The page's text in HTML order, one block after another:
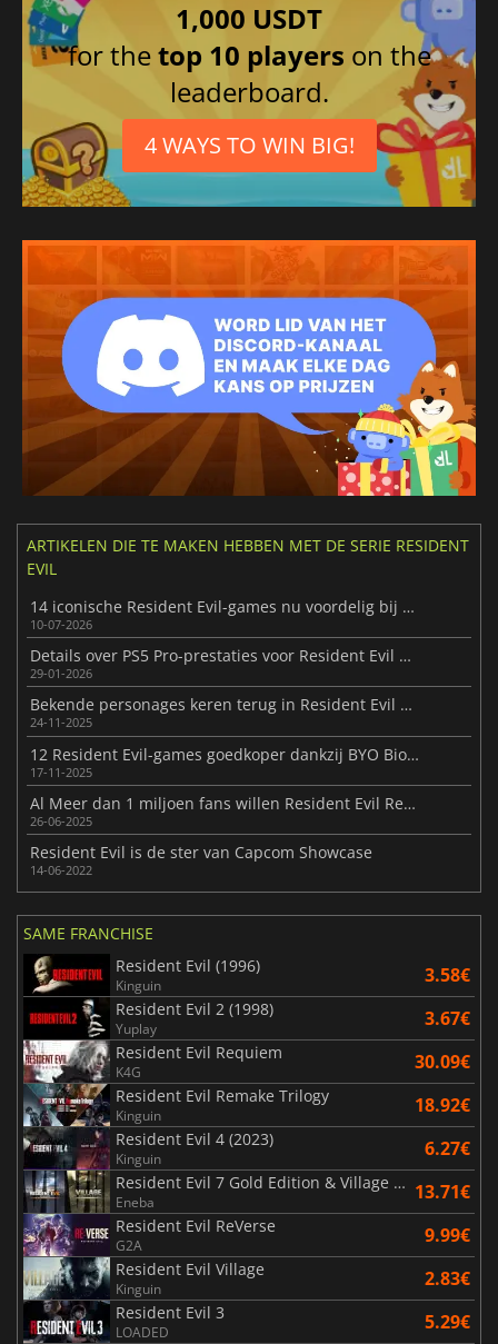
1,000 USDT
for thetop 10 players on the
leaderboard.
4 WAYS TO WIN BIG!
ARTIKELEN DIE TE MAKEN HEBBEN MET DE SERIE RESIDENT
EVIL
14 iconische Resident Evil-games nu voordelig bij Fanatical
10-07-2026
Details over PS5 Pro-prestaties voor Resident Evil Requiem
29-01-2026
Bekende personages keren terug in Resident Evil Requiem
24-11-2025
12 Resident Evil-games goedkoper dankzij BYO Biohazard Bundle
17-11-2025
Al Meer dan 1 miljoen fans willen Resident Evil Requiem spelen
26-06-2025
Resident Evil is de ster van Capcom Showcase
14-06-2022
SAME FRANCHISE
Resident Evil (1996)
Kinguin 3.58€
Resident Evil 2 (1998)
Yuplay 3.67€
Resident Evil Requiem
K4G 30.09€
Resident Evil Remake Trilogy
Kinguin 18.92€
Resident Evil 4 (2023)
Kinguin 6.27€
Resident Evil 7 Gold Edition & Village Gold Edition
Eneba 13.71€
Resident Evil ReVerse
G2A 9.99€
Resident Evil Village
Kinguin 2.83€
Resident Evil 3
LOADED 5.29€